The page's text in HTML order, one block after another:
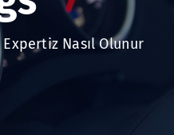
Nasıl Olunur